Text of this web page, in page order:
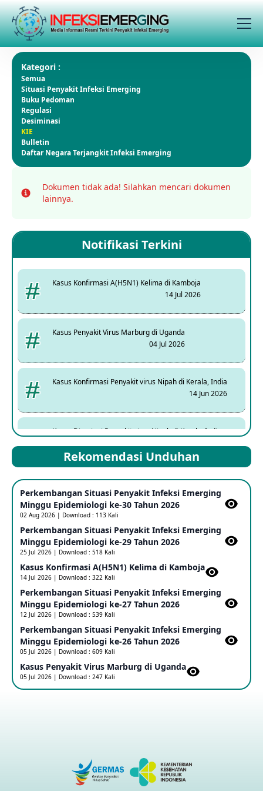
Kategori :
Semua
Situasi Penyakit Infeksi Emerging
Buku Pedoman
Regulasi
Desiminasi
KIE
Bulletin
Daftar Negara Terjangkit Infeksi Emerging
Info
Dokumen tidak ada! Silahkan mencari dokumen
lainnya.
Notifikasi Terkini
Kasus Konfirmasi A(H5N1) Kelima di Kamboja
14 Jul 2026
Kasus Penyakit Virus Marburg di Uganda
04 Jul 2026
Kasus Konfirmasi Penyakit virus Nipah di Kerala, India
14 Jun 2026
Kasus Dicurigai Penyakit virus Nipah di Kerala, India
Mpox Clade 1b di Taiwan
25 May 2026
Update Informasi PHEIC Penyakit Ebola
23 May 2026
Penetapan Outbreak Penyakit Ebola di RD Kongo dan
Uganda Sebagai PHEIC
17 May 2026
Outbreak Penyakti Ebola di RD Kongo
16 May 2026
Kasus Konfirmasi A(H5NN6) di Cina
Penyakit virus Hanta di Kapal Pesiar Keberangkatan
Rekomendasi Unduhan
Perkembangan Situasi Penyakit Infeksi Emerging
Minggu Epidemiologi ke-30 Tahun 2026
02 Aug 2026 | Download : 113 Kali
Perkembangan Situasi Penyakit Infeksi Emerging
Minggu Epidemiologi ke-29 Tahun 2026
25 Jul 2026 | Download : 518 Kali
Kasus Konfirmasi A(H5N1) Kelima di Kamboja​
14 Jul 2026 | Download : 322 Kali
Perkembangan Situasi Penyakit Infeksi Emerging
Minggu Epidemiologi ke-27 Tahun 2026
12 Jul 2026 | Download : 539 Kali
Perkembangan Situasi Penyakit Infeksi Emerging
Minggu Epidemiologi ke-26 Tahun 2026
05 Jul 2026 | Download : 609 Kali
Kasus Penyakit Virus Marburg di Uganda
05 Jul 2026 | Download : 247 Kali